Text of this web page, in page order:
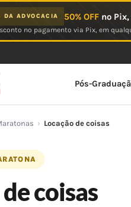
DA ADVOCACIA 50% OFFno Pix,
no pagamento via Pix, em
Pós-
› Locação de coisas
coisas